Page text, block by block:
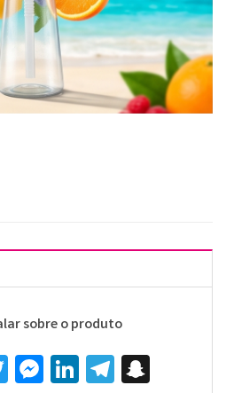
sobre o produto
Twitter
Messenger
LinkedIn